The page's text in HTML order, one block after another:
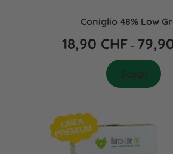
Coniglio 48% Low
18,90 CHF –